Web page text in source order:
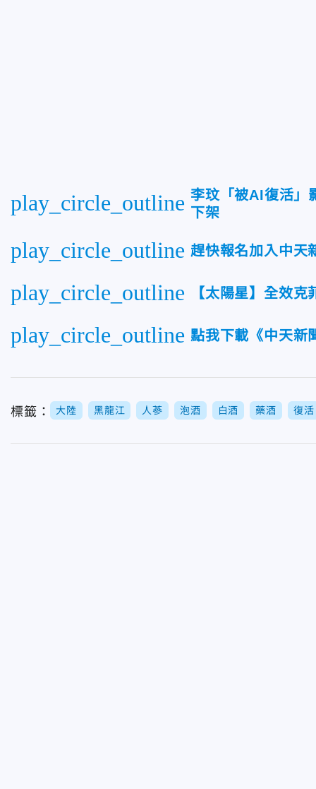
play_circle_outline 李玟「被AI復活」
下架
play_circle_outline 趕快報名加入中
play_circle_outline 【太陽星】全效
play_circle_outline 點我下載《中天新
標籤： 大陸 黑龍江 人蔘 泡酒 白酒 藥酒 復活